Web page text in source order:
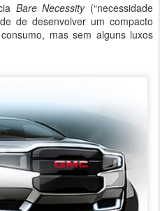
Bare Necessity(“necessidade
de desenvolver um compacto
mas sem alguns luxos